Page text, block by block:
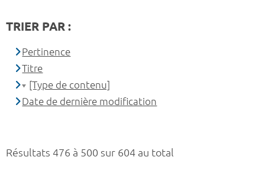
Résultats 476 à 500 sur 604 au total
TRIER PAR :
Pertinence
Titre
[Type de contenu]
Date de dernière modification